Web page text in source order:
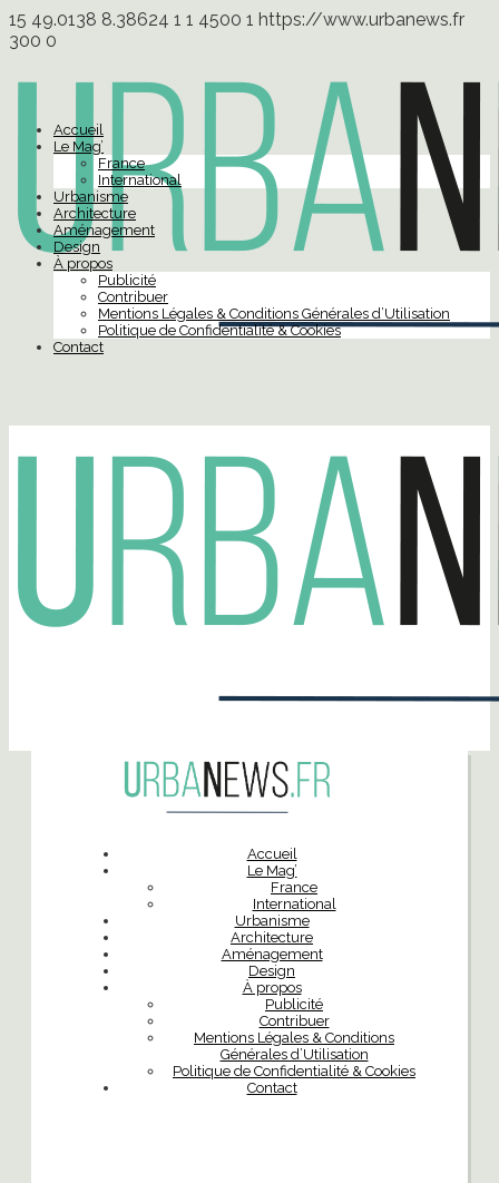
15 49.0138 8.38624 1 1 4500 1 https://www.urbanews.fr
300 0
Accueil
Le Mag’
France
International
Urbanisme
Architecture
Aménagement
Design
À propos
Publicité
Contribuer
Mentions Légales & Conditions Générales d’Utilisation
Politique de Confidentialité & Cookies
Contact
Accueil
Le Mag’
France
International
Urbanisme
Architecture
Aménagement
Design
À propos
Publicité
Contribuer
Mentions Légales & Conditions
Générales d’Utilisation
Politique de Confidentialité & Cookies
Contact